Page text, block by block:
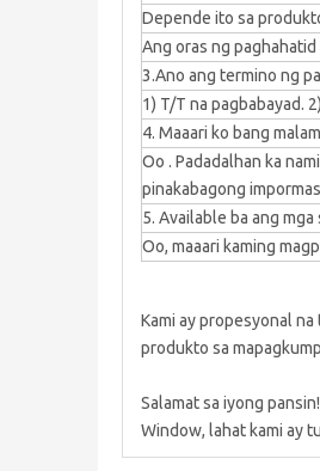
Depende ito sa
Ang oras ng
3.Ano ang termino ng
1) T/T na pagbabayad.
4. Maaari ko bang
Oo . Padadalhan ka
pinakabagong
5. Available ba ang mga
Oo, maaari kaming
Kami ay propesyonal
produkto sa
Salamat sa iyong
Window, lahat kami ay